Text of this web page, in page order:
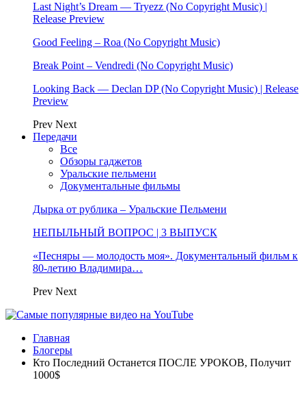
Last Night’s Dream — Tryezz (No Copyright Music) |
Release Preview
Good Feeling – Roa (No Copyright Music)
Break Point – Vendredi (No Copyright Music)
Looking Back — Declan DP (No Copyright Music) | Release
Preview
Prev Next
Передачи
Все
Обзоры гаджетов
Уральские пельмени
Документальные фильмы
Дырка от рублика – Уральские Пельмени
НЕПЫЛЬНЫЙ ВОПРОС | 3 ВЫПУСК
«Песняры — молодость моя». Документальный фильм к
80-летию Владимира…
Prev Next
Главная
Блогеры
Кто Последний Останется ПОСЛЕ УРОКОВ, Получит
1000$